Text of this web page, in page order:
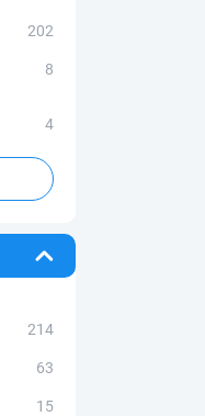
202
8
4
214
63
15